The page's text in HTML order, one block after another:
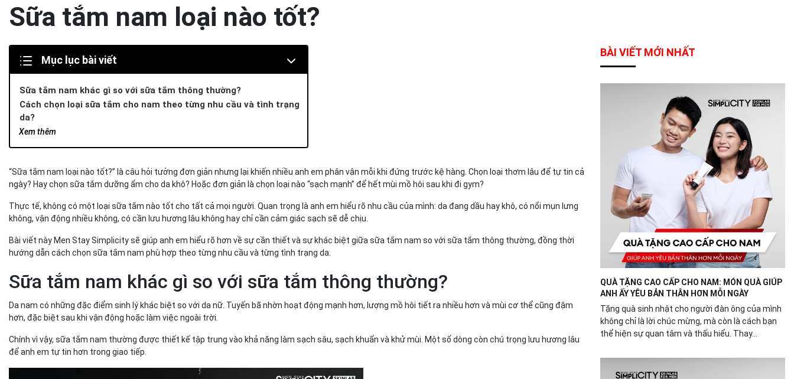
Sữa tắm nam loại nào tốt?
Mục lục bài viết
Xem thêm
Sữa tắm nam khác gì so với sữa tắm thông thường?
Cách chọn loại sữa tắm cho nam theo từng nhu cầu và tình trạng
da?
Anh em da dầu, dễ nổi mụn lưng
Anh em da khô, bong tróc
Có nên dùng sữa tắm nam hằng ngày không?
Dùng sữa tắm nam bao nhiêu lần/ngày là hợp lý?
Sữa tắm nam có làm da khô hơn không?
Khi nào nên đổi sữa tắm?
Vì sao anh em thích sữa tắm cho nam thơm lâu?
Thơm lâu có đồng nghĩa với an toàn cho da?
Nên chọn mùi hương như thế nào cho nam giới?
Gợi ý sữa tắm sạch khuẩn khử mùi từ Men Stay Simplicity
Vì sao da nam cần công thức sạch khuẩn nhưng vẫn dịu da?
Sữa tắm sạch khuẩn khử mùi hương tinh dầu từ Men Stay Simplicity
“Sữa tắm nam loại nào tốt?” là câu hỏi tưởng đơn giản nhưng lại khiến nhiều anh em phân vân mỗi khi đứng trước kệ hàng. Chọn loại thơm lâu để tự tin cả
ngày? Hay chọn sữa tắm dưỡng ẩm cho da khô? Hoặc đơn giản là chọn loại nào “sạch mạnh” để hết mùi mồ hôi sau khi đi gym?
Thực tế, không có một loại sữa tắm nào tốt cho tất cả mọi người. Quan trọng là anh em hiểu rõ nhu cầu của mình: da đang dầu hay khô, có nổi mụn lưng
không, vận động nhiều không, có cần lưu hương lâu không hay chỉ cần cảm giác sạch sẽ dễ chịu.
Bài viết này Men Stay Simplicity sẽ giúp anh em hiểu rõ hơn về sự cần thiết và sự khác biệt giữa sữa tắm nam so với sữa tắm thông thường, đồng thời
hướng dẫn cách chọn sữa tắm nam phù hợp theo từng nhu cầu và từng tình trạng da.
Sữa tắm nam khác gì so với sữa tắm thông thường?
Da nam có những đặc điểm sinh lý khác biệt so với da nữ. Tuyến bã nhờn hoạt động mạnh hơn, lượng mồ hôi tiết ra nhiều hơn và mùi cơ thể cũng đậm
hơn, đặc biệt sau khi vận động hoặc làm việc ngoài trời.
Chính vì vậy, sữa tắm nam thường được thiết kế tập trung vào khả năng làm sạch sâu, sạch khuẩn và khử mùi. Một số dòng còn chú trọng lưu hương lâu
để anh em tự tin hơn trong giao tiếp.
BÀI VIẾT MỚI NHẤT
QUÀ TẶNG CAO CẤP CHO NAM: MÓN QUÀ GIÚP
ANH ẤY YÊU BẢN THÂN HƠN MỖI NGÀY
Tặng quà sinh nhật cho người đàn ông của mình
không chỉ là lời chúc mừng, mà còn là cách bạn
thể hiện sự quan tâm và thấu hiểu. Thay...